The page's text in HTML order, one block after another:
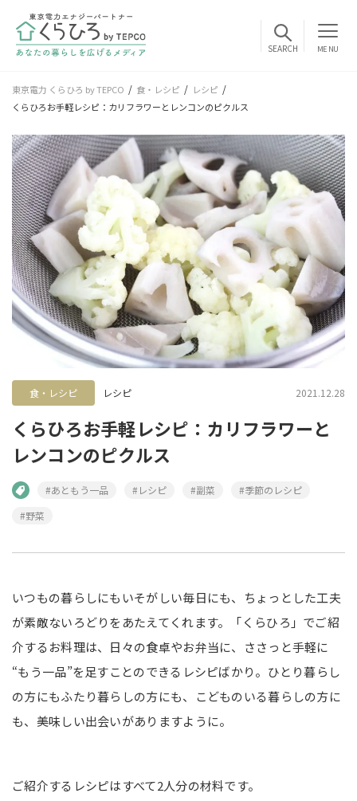
MENU
東京電力 くらひろ by TEPCO 食・レシピ
レシピ
くらひろお手軽レシピ：カリフラワーとレンコンのピクルス
2021.12.28
食・レシピ レシピ
くらひろお手軽レシピ：カリフラワーと
レンコンのピクルス
#あともう一品 #レシピ #副菜
#季節のレシピ
#野菜
いつもの暮らしにもいそがしい毎日にも、ちょっとした工夫
が素敵ないろどりをあたえてくれます。「くらひろ」でご紹
介するお料理は、日々の食卓やお弁当に、ささっと手軽に
“もう一品”を足すことのできるレシピばかり。ひとり暮らし
の方にもふたり暮らしの方にも、こどものいる暮らしの方に
も、美味しい出会いがありますように。
ご紹介するレシピはすべて2人分の材料です。